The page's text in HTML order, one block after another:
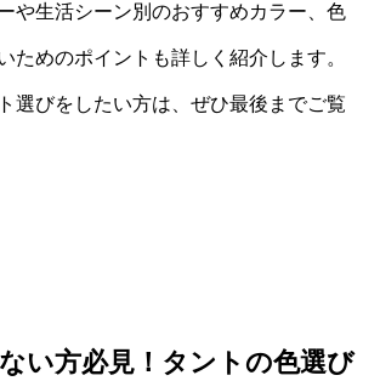
や生活シーン別のおすすめカラー、色
ためのポイントも詳しく紹介します。
選びをしたい方は、ぜひ最後までご覧
い方必見！タントの色選び